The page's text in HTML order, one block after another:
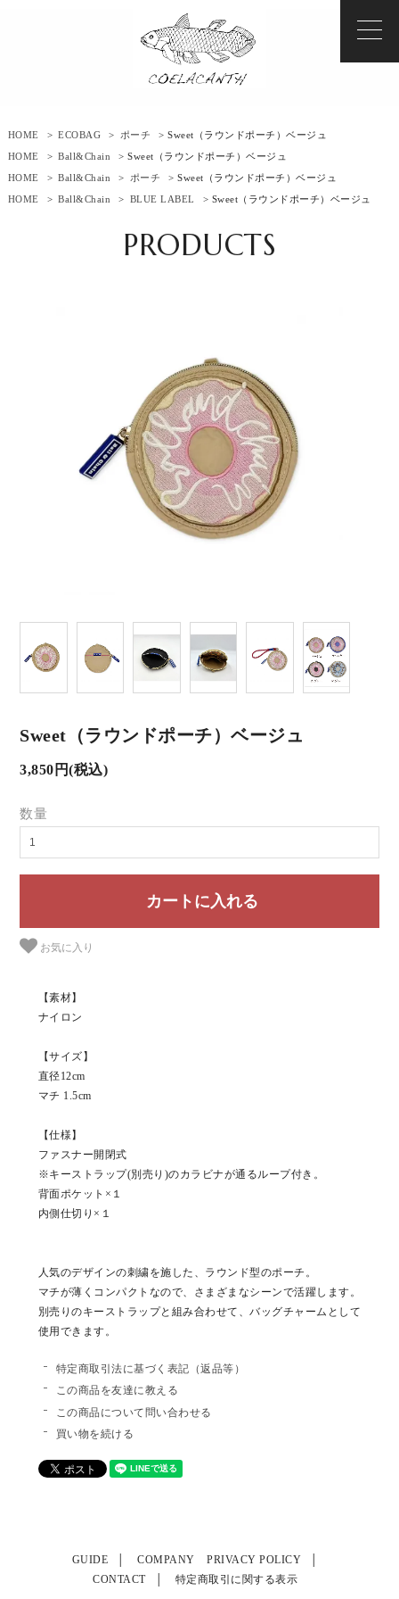
HOME > ECOBAG > ポーチ
> Sweet（ラウンドポーチ）ベージュ
HOME
> Ball&Chain
> Sweet（ラウンドポーチ）ベージュ
HOME
> Ball&Chain > ポーチ
> Sweet（ラウンドポーチ）ベージュ
HOME
> Ball&Chain > BLUE LABEL > Sweet（ラウンドポーチ）ベージュ
PRODUCTS
Sweet（ラウンドポーチ）ベージュ
3,850円(税込)
数量
お気に入り
【素材】
ナイロン
【サイズ】
直径12cm
マチ 1.5cm
【仕様】
ファスナー開閉式
※キーストラップ(別売り)のカラビナが通るループ付き。
背面ポケット×１
内側仕切り×１
人気のデザインの刺繍を施した、ラウンド型のポーチ。
マチが薄くコンパクトなので、さまざまなシーンで活躍します。
別売りのキーストラップと組み合わせて、バッグチャームとして
使用できます。
特定商取引法に基づく表記（返品等）
この商品を友達に教える
この商品について問い合わせる
買い物を続ける
GUIDE COMPANY
PRIVACY POLICY
CONTACT
特定商取引に関する表示